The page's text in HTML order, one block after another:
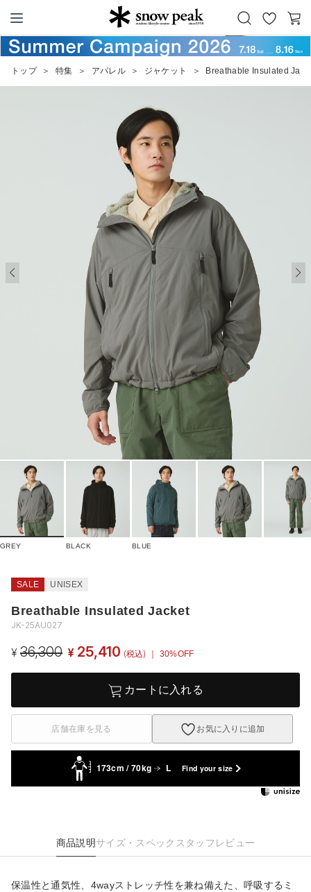
Snow Peak
お
気
カ
ー
トップ ＞ 特集 ＞ アパレル ＞ ジャケット ＞ Breathable Insulated
GREY BLACK BLUE
SALE UNISEX
Breathable Insulated Jacket
JK-25AU027
¥ 36,300 ¥ 25,410 (税込) ｜ 30%OFF
カートに入れる
店舗在庫を見る お気に入りに追加
173cm / 70kg L Find your size
商品説明サイズ・スペック スタッフレビュー
保温性と通気性、4wayストレッチ性を兼ね備えた、呼吸するミ